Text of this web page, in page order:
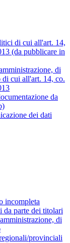
di cui all'art. 14,
(da pubblicare in
di
cui all'art. 14, co.
da
dei dati
incompleta
da parte dei titolari
di
provinciali